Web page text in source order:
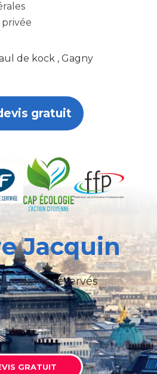
de kock , Gagny
gratuit
Jacquin
droits réservés
GRATUIT